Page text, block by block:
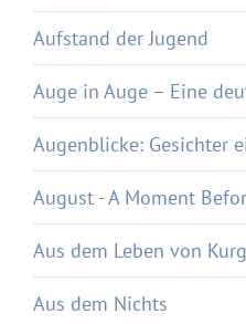
Aufstand der Jugend
Auge in Auge – Eine
Augenblicke: Gesichter
August - A Moment
Aus dem Leben von
Aus dem Nichts